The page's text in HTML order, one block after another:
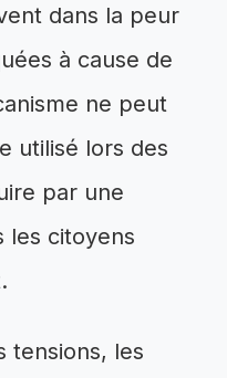
dans la peur
à cause de
ne peut
utilisé lors des
par une
les citoyens
tensions, les